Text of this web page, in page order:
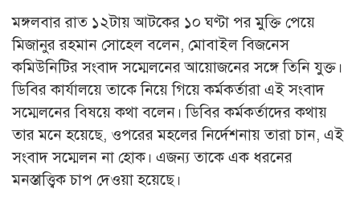
মঙ্গলবার রাত ১২টায় আটকের ১০ ঘণ্টা পর মুক্তি পেয়ে
মিজানুর রহমান সোহেল বলেন, মোবাইল বিজনেস
কমিউনিটির সংবাদ সম্মেলনের আয়োজনের সঙ্গে তিনি যুক্ত।
ডিবির কার্যালয়ে তাকে নিয়ে গিয়ে কর্মকর্তারা এই সংবাদ
সম্মেলনের বিষয়ে কথা বলেন। ডিবির কর্মকর্তাদের কথায়
তার মনে হয়েছে, ওপরের মহলের নির্দেশনায় তারা চান, এই
সংবাদ সম্মেলন না হোক। এজন্য তাকে এক ধরনের
মনস্তাত্ত্বিক চাপ দেওয়া হয়েছে।